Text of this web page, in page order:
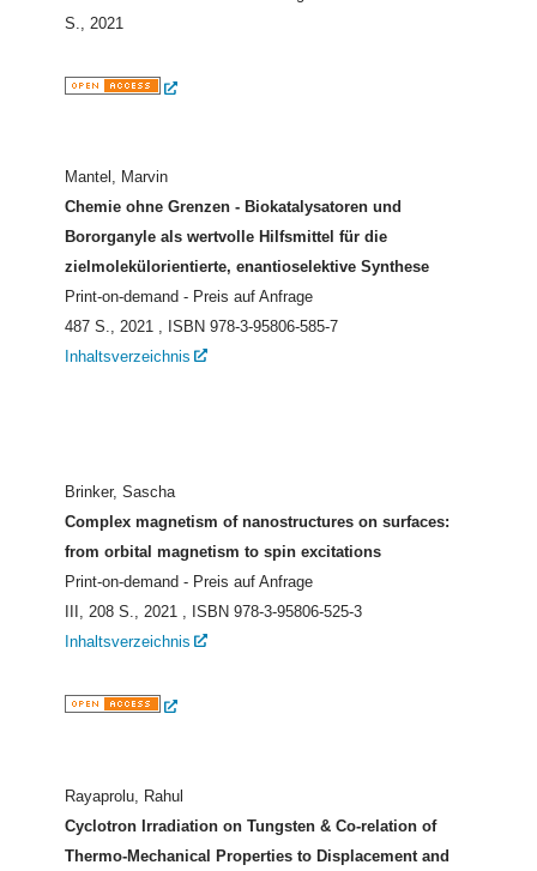
S., 2021
Mantel, Marvin
Chemie ohne Grenzen - Biokatalysatoren und
Bororganyle als wertvolle Hilfsmittel für die
zielmolekülorientierte, enantioselektive Synthese
Print-on-demand - Preis auf Anfrage
487 S., 2021 , ISBN 978-3-95806-585-7
Inhaltsverzeichnis
Brinker, Sascha
Complex magnetism of nanostructures on surfaces:
from orbital magnetism to spin excitations
Print-on-demand - Preis auf Anfrage
III, 208 S., 2021 , ISBN 978-3-95806-525-3
Inhaltsverzeichnis
Rayaprolu, Rahul
Cyclotron Irradiation on Tungsten & Co-relation of
Thermo-Mechanical Properties to Displacement and